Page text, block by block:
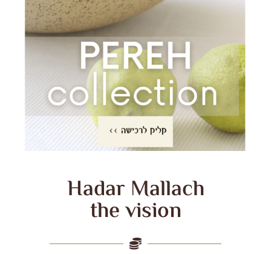
Hadar Mallach
the vision